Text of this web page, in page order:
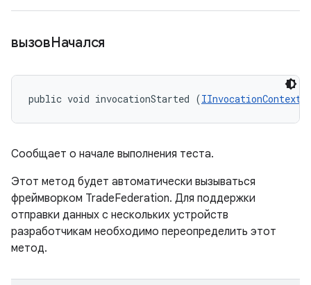
вызовНачался
public void invocationStarted (IInvocationContext
Сообщает о начале выполнения теста.
Этот метод будет автоматически вызываться
фреймворком TradeFederation. Для поддержки
отправки данных с нескольких устройств
разработчикам необходимо переопределить этот
метод.